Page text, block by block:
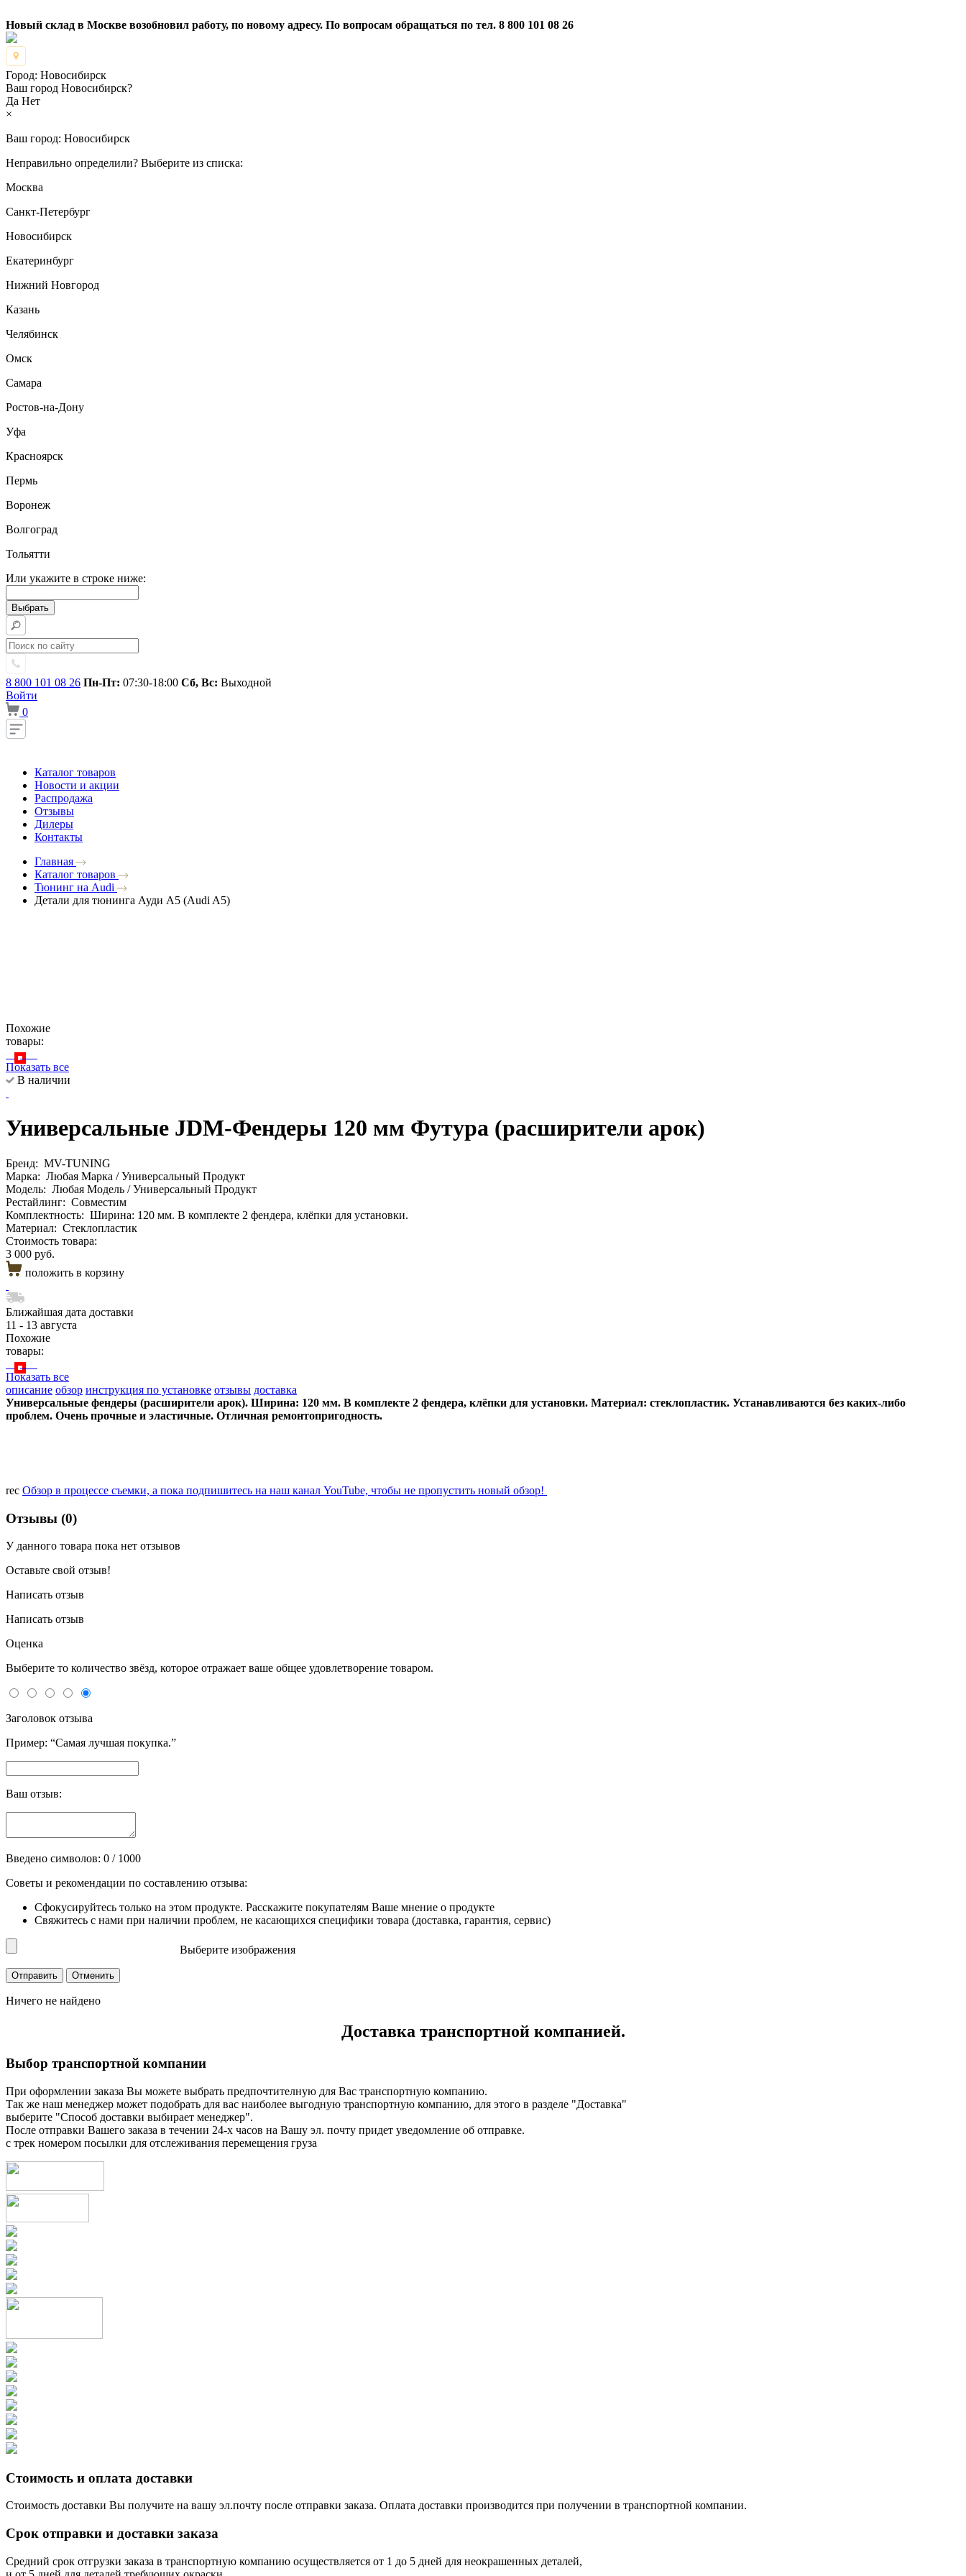
Новый склад в Москве возобновил работу, по новому адресу. По вопросам обращаться по тел. 8 800 101 08 26
Город: Новосибирск
Ваш город Новосибирск?
Да Нет
×
Ваш город: Новосибирск
Неправильно определили? Выберите из списка:
Москва
Санкт-Петербург
Новосибирск
Екатеринбург
Нижний Новгород
Казань
Челябинск
Омск
Самара
Ростов-на-Дону
Уфа
Красноярск
Пермь
Воронеж
Волгоград
Тольятти
Или укажите в строке ниже:
8 800 101 08 26 Пн-Пт: 07:30-18:00 Сб, Вс: Выходной
Войти
0
Каталог товаров
Новости и акции
Распродажа
Отзывы
Дилеры
Контакты
Главная
Каталог товаров
Тюнинг на Audi
Детали для тюнинга Ауди A5 (Audi A5)
Похожие
товары:
Показать все
В наличии
Универсальные JDM-Фендеры 120 мм Футура (расширители арок)
Бренд: MV-TUNING
Марка: Любая Марка / Универсальный Продукт
Модель: Любая Модель / Универсальный Продукт
Рестайлинг: Совместим
Комплектность: Ширина: 120 мм. В комплекте 2 фендера, клёпки для установки.
Материал: Стеклопластик
Стоимость товара:
3 000 руб.
положить в корзину
Ближайшая дата доставки
11 - 13 августа
Похожие
товары:
Показать все
описание обзор инструкция по установке отзывы доставка
Универсальные фендеры (расширители арок). Ширина: 120 мм. В комплекте 2 фендера, клёпки для установки. Материал: стеклопластик. Устанавливаются без каких-либо
проблем. Очень прочные и эластичные. Отличная ремонтопригодность.
rec Обзор в процессе съемки, а пока подпишитесь на наш канал YouTube, чтобы не пропустить новый обзор!
Отзывы (0)
У данного товара пока нет отзывов
Оставьте свой отзыв!
Написать отзыв
Написать отзыв
Оценка
Выберите то количество звёзд, которое отражает ваше общее удовлетворение товаром.
Заголовок отзыва
Пример: “Самая лучшая покупка.”
Ваш отзыв:
Введено символов: 0 / 1000
Советы и рекомендации по составлению отзыва:
Сфокусируйтесь только на этом продукте. Расскажите покупателям Ваше мнение о продукте
Свяжитесь с нами при наличии проблем, не касающихся специфики товара (доставка, гарантия, сервис)
Выберите изображения
Ничего не найдено
Доставка транспортной компанией.
Выбор транспортной компании
При оформлении заказа Вы можете выбрать предпочтителную для Вас транспортную компанию.
Так же наш менеджер может подобрать для вас наиболее выгодную транспортную компанию, для этого в разделе "Доставка"
выберите "Способ доставки выбирает менеджер".
После отправки Вашего заказа в течении 24-х часов на Вашу эл. почту придет уведомление об отправке.
с трек номером посылки для отслеживания перемещения груза
Стоимость и оплата доставки
Стоимость доставки Вы получите на вашу эл.почту после отправки заказа. Оплата доставки производится при получении в транспортной компании.
Срок отправки и доставки заказа
Средний срок отгрузки заказа в транспортную компанию осуществляется от 1 до 5 дней для неокрашенных деталей,